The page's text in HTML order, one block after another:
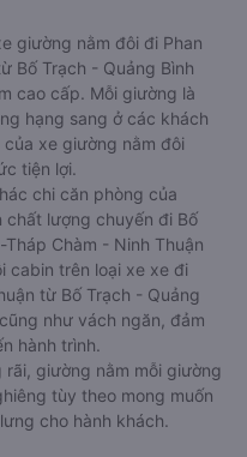
giường nằm đôi đi Phan
Bố Trạch - Quảng Bình
cao cấp. Mỗi giường là
hạng sang ở các khách
xe giường nằm đôi
tiện lợi.
chi căn phòng của
chất lượng chuyến đi Bố
Chàm - Ninh Thuận
cabin trên loại xe xe đi
từ Bố Trạch - Quảng
như vách ngăn, đảm
hành trình.
giường nằm mỗi giường
tùy theo mong muốn
cho hành khách.